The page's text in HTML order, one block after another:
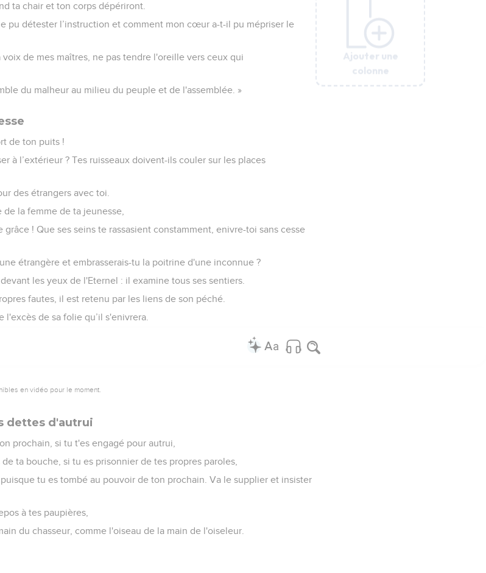
Ajouter une
colonne
Ajouter une
colonne
ta chair et ton corps dépériront.
pu détester l’instruction et comment mon cœur a-t-il pu mépriser le
de mes maîtres, ne pas tendre l'oreille vers ceux qui
du malheur au milieu du peuple et de l'assemblée. »
de ton puits !
à l’extérieur ? Tes ruisseaux doivent-ils couler sur les places
des étrangers avec toi.
la femme de ta jeunesse,
! Que ses seins te rassasient constamment, enivre-toi sans cesse
étrangère et embrasserais-tu la poitrine d'une inconnue ?
les yeux de l'Eternel : il examine tous ses sentiers.
fautes, il est retenu par les liens de son péché.
de sa folie qu’il s'enivrera.
Ajouter une
colonne
en vidéo pour le moment.
dettes d'autrui
prochain, si tu t'es engagé pour autrui,
ta bouche, si tu es prisonnier de tes propres paroles,
tu es tombé au pouvoir de ton prochain. Va le supplier et insister
à tes paupières,
du chasseur, comme l'oiseau de la main de l'oiseleur.
Ajouter une
colonne
Ajouter une
colonne
Ajouter une
colonne